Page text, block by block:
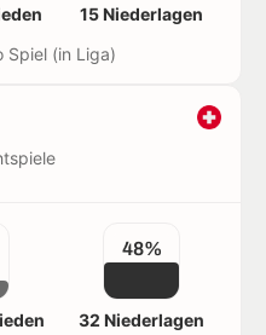
15 Niederlagen
(in Liga)
48%
32 Niederlagen